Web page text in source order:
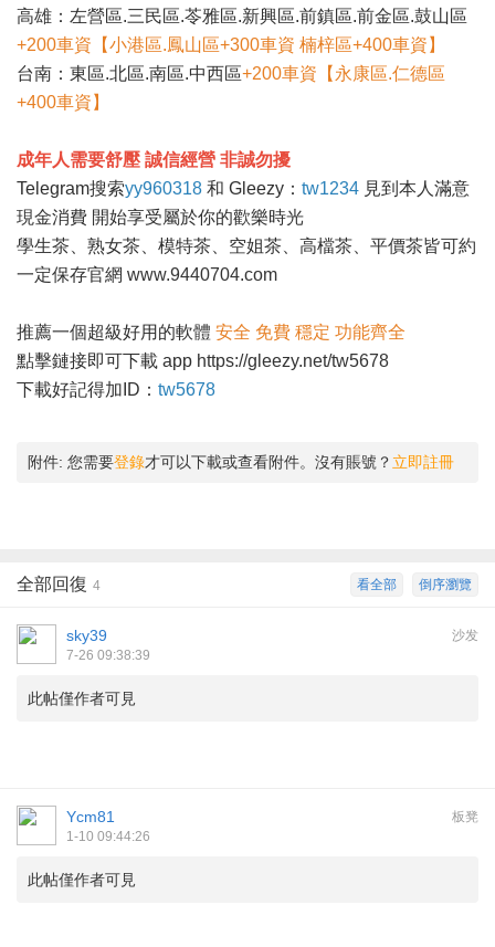
高雄：左營區.三民區.苓雅區.新興區.前鎮區.前金區.鼓山區
+200車資【小港區.鳳山區+300車資 楠梓區+400車資】
台南：東區.北區.南區.中西區+200車資【永康區.仁德區
+400車資】
成年人需要舒壓 誠信經營 非誠勿擾
Telegram搜索yy960318 和 Gleezy： tw1234 見到本人滿意
現金消費 開始享受屬於你的歡樂時光
學生茶、熟女茶、模特茶、空姐茶、高檔茶、平價茶皆可約
一定保存官網 www.9440704.com
推薦一個超級好用的軟體 安全 免費 穩定 功能齊全
點擊鏈接即可下載 app https://gleezy.net/tw5678
下載好記得加ID： tw5678
附件: 您需要登錄才可以下載或查看附件。沒有賬號？ 立即註冊
倒序瀏覽
看全部
全部回復 4
沙发
sky39
7-26 09:38:39
此帖僅作者可見
板凳
Ycm81
1-10 09:44:26
此帖僅作者可見